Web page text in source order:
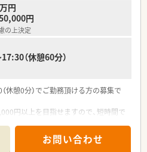
円
円
の上決定
（休憩60分）
休憩0分）でご勤務頂ける方の募集で
円以上を目指せますので、短時間で
末年始の休暇もございますので、お休
す
お問い合わせ